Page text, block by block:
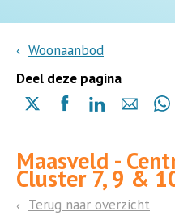
Woonaanbod
Deel deze pagina
Delen
(opent
in
een
nieuwe
Delen
(opent
in
een
nieuwe
Delen
(opent
in
een
nieuwe
Delen
mail
in
Maasveld -
Cluster 7, 9 &
Terug naar overzicht